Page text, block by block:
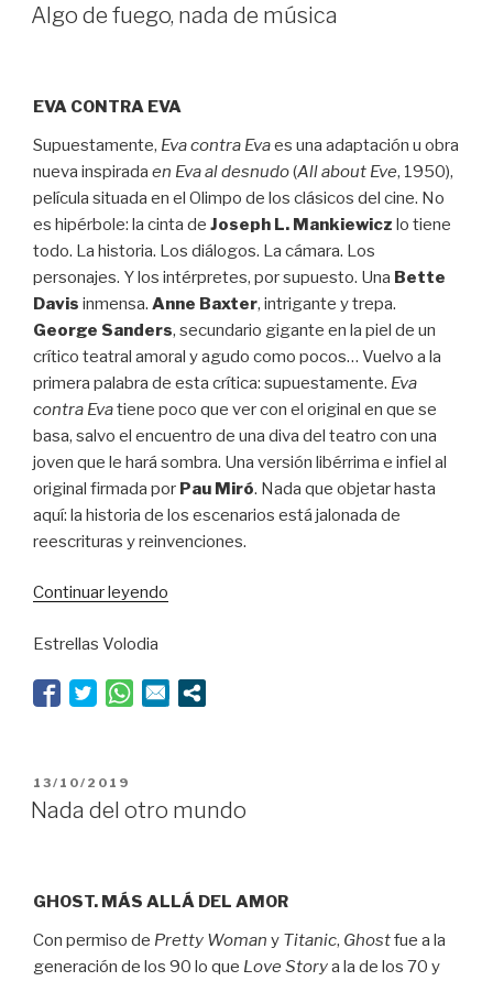
EL
Algo de fuego, nada de música
EVA CONTRA EVA
Supuestamente, Eva contra Evaes una adaptación u obra
nueva inspirada en Eva al desnudo(All about Eve, 1950),
película situada en el Olimpo de los clásicos del cine. No
es hipérbole: la cinta de Joseph L. Mankiewicz lo tiene
todo. La historia. Los diálogos. La cámara. Los
personajes. Y los intérpretes, por supuesto. Una Bette
Davis inmensa. Anne Baxter, intrigante y trepa.
George Sanders, secundario gigante en la piel de un
crítico teatral amoral y agudo como pocos… Vuelvo a la
primera palabra de esta crítica: supuestamente. Eva
contra Evatiene poco que ver con el original en que se
basa, salvo el encuentro de una diva del teatro con una
joven que le hará sombra. Una versión libérrima e infiel al
original firmada por Pau Miró. Nada que objetar hasta
aquí: la historia de los escenarios está jalonada de
reescrituras y reinvenciones.
Continuar leyendo
de
Estrellas Volodia
PUBLICADO
EL
13/10/2019
Nada del otro mundo
GHOST. MÁS ALLÁ DEL AMOR
Con permiso de Pretty Woman y Titanic, Ghostfue a la
generación de los 90 lo que Love Storya la de los 70 y